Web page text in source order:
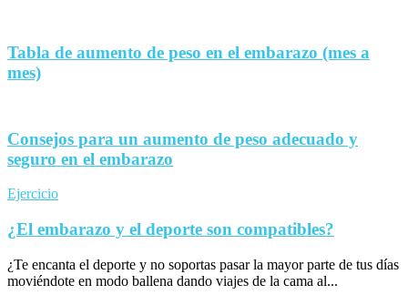
Tabla de aumento de peso en el embarazo (mes a
mes)
Consejos para un aumento de peso adecuado y
seguro en el embarazo
Ejercicio
¿El embarazo y el deporte son compatibles?
¿Te encanta el deporte y no soportas pasar la mayor parte de tus días
moviéndote en modo ballena dando viajes de la cama al...